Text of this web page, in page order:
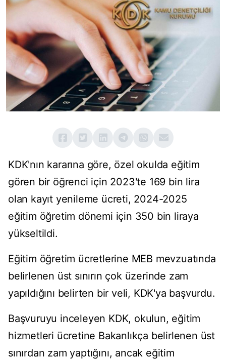
KDK'nın kararına göre, özel okulda eğitim
gören bir öğrenci için 2023'te 169 bin lira
olan kayıt yenileme ücreti, 2024-2025
eğitim öğretim dönemi için 350 bin liraya
yükseltildi.
Eğitim öğretim ücretlerine MEB mevzuatında
belirlenen üst sınırın çok üzerinde zam
yapıldığını belirten bir veli, KDK'ya başvurdu.
Başvuruyu inceleyen KDK, okulun, eğitim
hizmetleri ücretine Bakanlıkça belirlenen üst
sınırdan zam yaptığını, ancak eğitim